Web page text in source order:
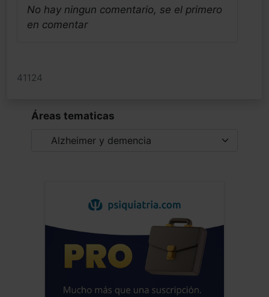
No hay ningun comentario, se el primero
en comentar
41124
Áreas tematicas